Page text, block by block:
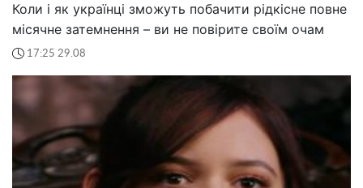
Коли і як українці зможуть побачити рідкісне повне
місячне затемнення – ви не повірите своїм очам
17:25 29.08